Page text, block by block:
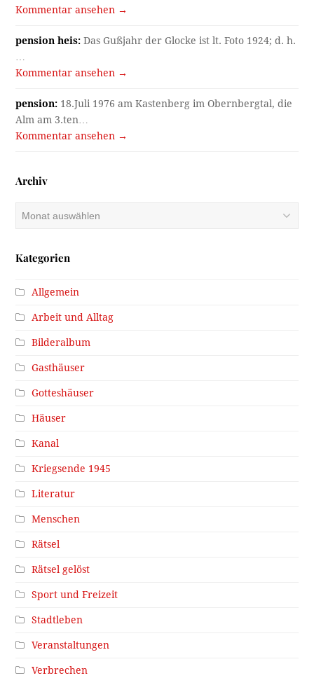
Kommentar ansehen →
pension heis: Das Gußjahr der Glocke ist lt. Foto 1924; d. h.
Kommentar ansehen →
pension: 18.Juli 1976 am Kastenberg im Obernbergtal, die
Alm am 3.ten…
Kommentar ansehen →
Archiv
Kategorien
Allgemein
Arbeit und Alltag
Bilderalbum
Gasthäuser
Gotteshäuser
Häuser
Kanal
Kriegsende 1945
Literatur
Menschen
Rätsel
Rätsel gelöst
Sport und Freizeit
Stadtleben
Veranstaltungen
Verbrechen